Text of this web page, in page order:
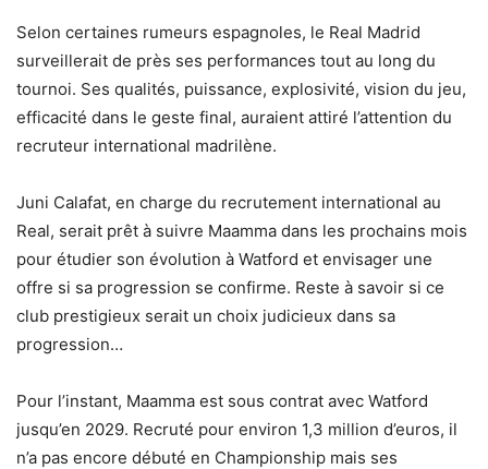
Selon certaines rumeurs espagnoles, le Real Madrid
surveillerait de près ses performances tout au long du
tournoi. Ses qualités, puissance, explosivité, vision du jeu,
efficacité dans le geste final, auraient attiré l’attention du
recruteur international madrilène.
Juni Calafat, en charge du recrutement international au
Real, serait prêt à suivre Maamma dans les prochains mois
pour étudier son évolution à Watford et envisager une
offre si sa progression se confirme. Reste à savoir si ce
club prestigieux serait un choix judicieux dans sa
progression…
Pour l’instant, Maamma est sous contrat avec Watford
jusqu’en 2029. Recruté pour environ 1,3 million d’euros, il
n’a pas encore débuté en Championship mais ses